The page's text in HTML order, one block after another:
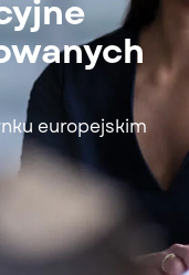
europejskim